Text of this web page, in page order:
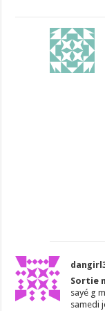
Sortie
sayé g
samedi